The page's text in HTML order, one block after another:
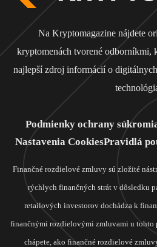
Na Kryptomagazine nájdete
kryptomenách tvorené odborníkmi,
najlepší zdroj informácií o
Podmienky ochrany
Nastavenia CookiesPravidlá
Finančné rozdielové zmluvy sú zložité
rýchlych finančných strát v dôsledku
retailových investorov dochádza k
finančnými rozdielovými zmluvami u
chápete, ako finančné rozdielové